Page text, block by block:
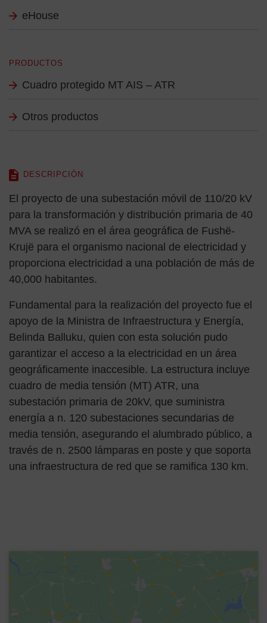
eHouse
PRODUCTOS
Cuadro protegido MT AIS – ATR
Otros productos
DESCRIPCIÒN
El proyecto de una subestación móvil de 110/20 kV
para la transformación y distribución primaria de 40
MVA se realizó en el área geográfica de Fushë-
Krujë para el organismo nacional de electricidad y
proporciona electricidad a una población de más de
40,000 habitantes.
Fundamental para la realización del proyecto fue el
apoyo de la Ministra de Infraestructura y Energía,
Belinda Balluku, quien con esta solución pudo
garantizar el acceso a la electricidad en un área
geográficamente inaccesible. La estructura incluye
cuadro de media tensión (MT) ATR, una
subestación primaria de 20kV, que suministra
energía a n. 120 subestaciones secundarias de
media tensión, asegurando el alumbrado público, a
través de n. 2500 lámparas en poste y que soporta
una infraestructura de red que se ramifica 130 km.